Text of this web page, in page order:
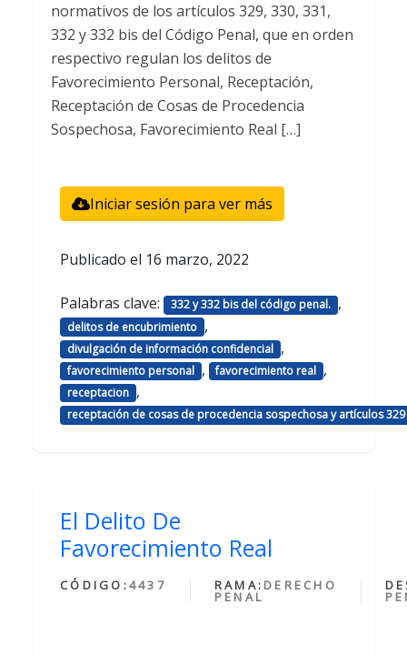
normativos de los artículos 329, 330, 331,
332 y 332 bis del Código Penal, que en orden
respectivo regulan los delitos de
Favorecimiento Personal, Receptación,
Receptación de Cosas de Procedencia
Sospechosa, Favorecimiento Real […]
Iniciar sesión para ver más
Publicado el 16 marzo, 2022
Palabras clave: 332 y 332 bis del código penal. ,
delitos de encubrimiento ,
divulgación de información confidencial ,
favorecimiento personal , favorecimiento real ,
receptacion ,
receptación de cosas de procedencia sospechosa y artículos 329
El Delito De
Favorecimiento Real
CÓDIGO:4437 RAMA: DERECHO
PENAL